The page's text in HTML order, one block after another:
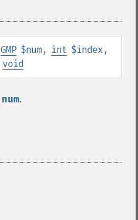
GMP $num, int $index,
void
num.